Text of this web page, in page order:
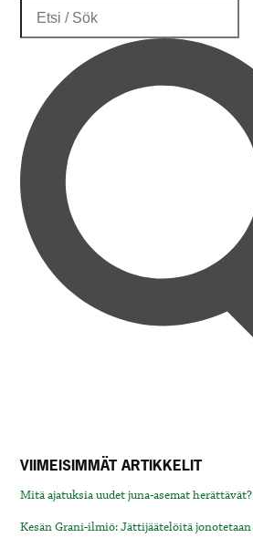
VIIMEISIMMÄT ARTIKKELIT
Mitä ajatuksia uudet juna-asemat herättävät?
Kesän Grani-ilmiö: Jättijäätelöitä